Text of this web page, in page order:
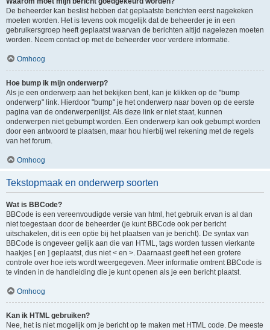
De beheerder kan beslist hebben dat geplaatste berichten eerst nagekeken
moeten worden. Het is tevens ook mogelijk dat de beheerder je in een
gebruikersgroep heeft geplaatst waarvan de berichten altijd nagelezen moeten
worden. Neem contact op met de beheerder voor verdere informatie.
Omhoog
Hoe bump ik mijn onderwerp?
Als je een onderwerp aan het bekijken bent, kan je klikken op de "bump
onderwerp" link. Hierdoor "bump" je het onderwerp naar boven op de eerste
pagina van de onderwerpenlijst. Als deze link er niet staat, kunnen
onderwerpen niet gebumpt worden. Een onderwerp kan ook gebumpt worden
door een antwoord te plaatsen, maar hou hierbij wel rekening met de regels
van het forum.
Omhoog
Tekstopmaak en onderwerp soorten
Wat is BBCode?
BBCode is een vereenvoudigde versie van html, het gebruik ervan is al dan
niet toegestaan door de beheerder (je kunt BBCode ook per bericht
uitschakelen, dit is een optie bij het plaatsen van je bericht). De syntax van
BBCode is ongeveer gelijk aan die van HTML, tags worden tussen vierkante
haakjes [ en ] geplaatst, dus niet < en >. Daarnaast geeft het een grotere
controle over hoe iets wordt weergegeven. Meer informatie omtrent BBCode is
te vinden in de handleiding die je kunt openen als je een bericht plaatst.
Omhoog
Kan ik HTML gebruiken?
Nee, het is niet mogelijk om je bericht op te maken met HTML code. De meeste